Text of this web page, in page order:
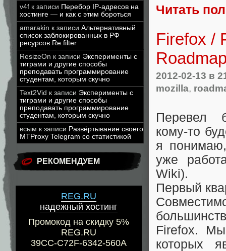
v4f к записи Перебор IP-адресов на
хостинге — и как с этим бороться
amarakin к записи Альтернативный
список заблокированных в РФ
ресурсов Re:filter
ResizeOn к записи Эксперименты с
тиграми и другие способы
преподавать программирование
студентам, которым скучно
Text2Vid к записи Эксперименты с
тиграми и другие способы
преподавать программирование
студентам, которым скучно
всым к записи Развёртывание своего
MTProxy Telegram со статистикой
РЕКОМЕНДУЕМ
REG.RU
надежный хостинг
Промокод на скидку 5%
REG.RU
39CC-C72F-6342-560A
Читать
Firefox /
2012-02-13 в
mozilla,
Перевел
кому-то
я
уже
Wiki).
Первый
Firefox.
которых